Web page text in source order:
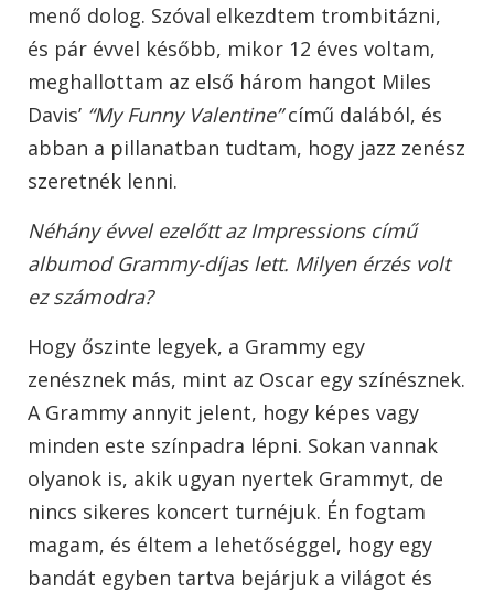
menő dolog. Szóval elkezdtem trombitázni,
és pár évvel később, mikor 12 éves voltam,
meghallottam az első három hangot Miles
Davis’ “My Funny Valentine”című dalából, és
abban a pillanatban tudtam, hogy jazz zenész
szeretnék lenni.
Néhány évvel ezelőtt az Impressions című
albumod Grammy-díjas lett. Milyen érzés volt
ez számodra?
Hogy őszinte legyek, a Grammy egy
zenésznek más, mint az Oscar egy színésznek.
A Grammy annyit jelent, hogy képes vagy
minden este színpadra lépni. Sokan vannak
olyanok is, akik ugyan nyertek Grammyt, de
nincs sikeres koncert turnéjuk. Én fogtam
magam, és éltem a lehetőséggel, hogy egy
bandát egyben tartva bejárjuk a világot és